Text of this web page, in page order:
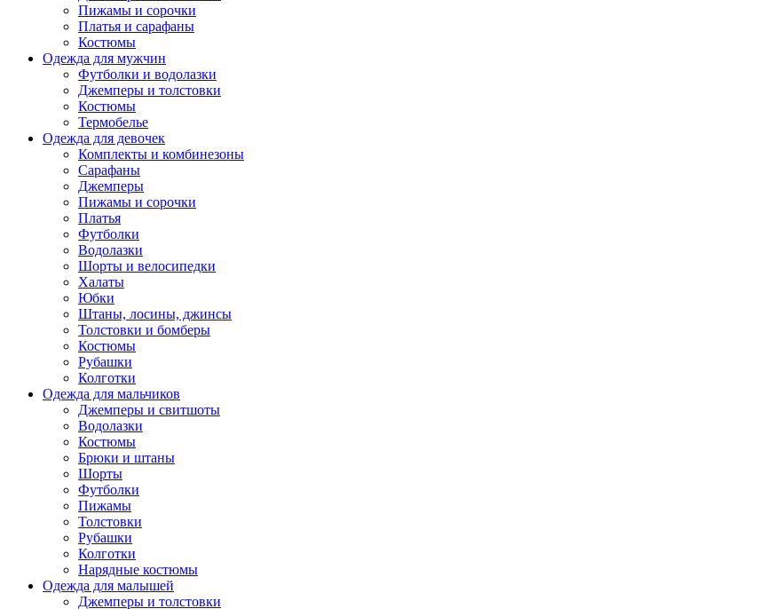
Пижамы и сорочки
Платья и сарафаны
Костюмы
Одежда для мужчин
Футболки и водолазки
Джемперы и толстовки
Костюмы
Термобелье
Одежда для девочек
Комплекты и комбинезоны
Сарафаны
Джемперы
Пижамы и сорочки
Платья
Футболки
Водолазки
Шорты и велосипедки
Халаты
Юбки
Штаны, лосины, джинсы
Толстовки и бомберы
Костюмы
Рубашки
Колготки
Одежда для мальчиков
Джемперы и свитшоты
Водолазки
Костюмы
Брюки и штаны
Шорты
Футболки
Пижамы
Толстовки
Рубашки
Колготки
Нарядные костюмы
Одежда для малышей
Джемперы и толстовки